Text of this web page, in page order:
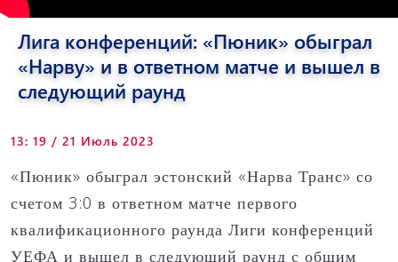
Лига конференций: «Пюник» обыграл
«Нарву» и в ответном матче и вышел в
следующий раунд
13: 19 / 21 Июль 2023
«Пюник» обыграл эстонский «Нарва Транс» со
счетом 3:0 в ответном матче первого
квалификационного раунда Лиги конференций
УЕФА и вышел в следующий раунд с общим